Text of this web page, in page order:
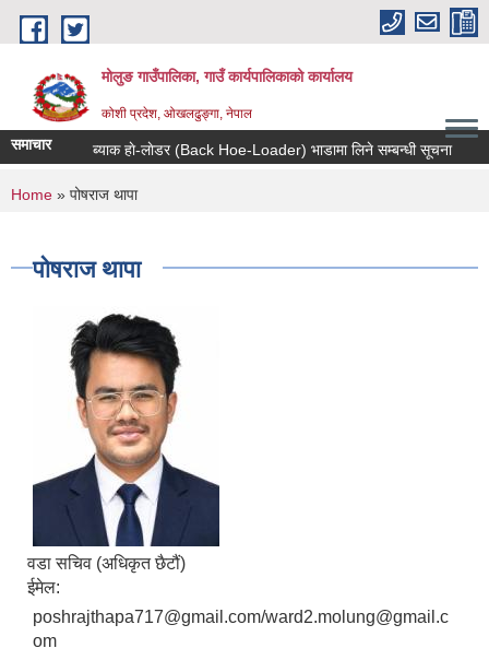
Skip to main content
मोलुङ गाउँपालिका, गाउँ कार्यपालिकाको कार्यालय
कोशी प्रदेश, ओखलढुङ्गा, नेपाल
समाचार ब्याक हाे-लाेडर (Back Hoe-Loader) भाडामा लिने सम्बन्धी सूचना
You are here
Home » पोषराज थापा
पोषराज थापा
वडा सचिव (अधिकृत छैटौं)
ईमेल:
poshrajthapa717@gmail.com/ward2.molung@gmail.c
om